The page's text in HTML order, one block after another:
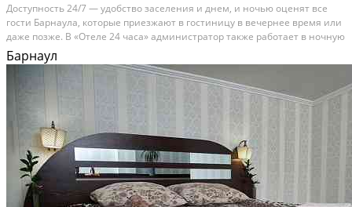
Доступность 24/7 — удобство заселения и днем, и ночью оценят все
гости Барнаула, которые приезжают в гостиницу в вечернее время или
даже позже. В «Отеле 24 часа» администратор также работает в ночную
смену, поэтому перенос рейса или удлинение маршрута не приведут к
дискомфорту. Приезжайте и...
В аренду; Площадь: 200 м²; Сдает: Собственник; Залог: Без залога
Барнаул